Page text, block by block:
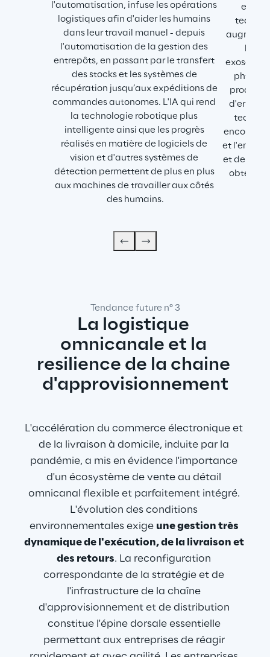
l'automatisation, infuse les opérations
logistiques afin d'aider les humains
dans leur travail manuel - depuis
l'automatisation de la gestion des
entrepôts, en passant par le transfert
des stocks et les systèmes de
récupération jusqu’aux expéditions de
commandes autonomes. L'IA qui rend
la technologie robotique plus
intelligente ainsi que les progrès
réalisés en matière de logiciels de
vision et d'autres systèmes de
détection permettent de plus en plus
aux machines de travailler aux côtés
des humains.
en
d'erreur.
encore
et
et de
obtenir
Tendance future n° 3
La logistique
omnicanale et la
resilience de la chaine
d'approvisionnement
L'accélération du commerce électronique et
de la livraison à domicile, induite par la
pandémie, a mis en évidence l'importance
d'un écosystème de vente au détail
omnicanal flexible et parfaitement intégré.
L'évolution des conditions
environnementales exige une gestion très
dynamique de l'exécution, de la livraison et
des retours. La reconfiguration
correspondante de la stratégie et de
l'infrastructure de la chaîne
d'approvisionnement et de distribution
constitue l'épine dorsale essentielle
permettant aux entreprises de réagir